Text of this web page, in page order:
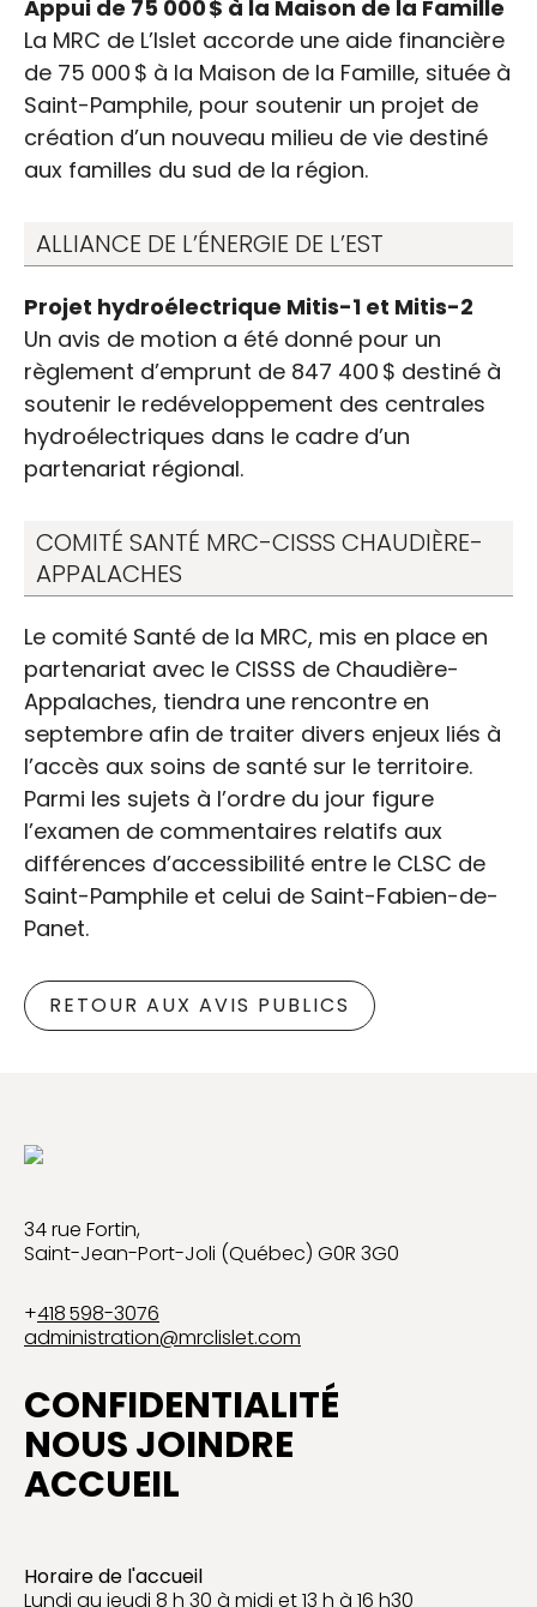
Appui de 75 000 $ à la Maison de la Famille
La MRC de L’Islet accorde une aide financière
de 75 000 $ à la Maison de la Famille, située à
Saint-Pamphile, pour soutenir un projet de
création d’un nouveau milieu de vie destiné
aux familles du sud de la région.
ALLIANCE DE L’ÉNERGIE DE L’EST
Projet hydroélectrique Mitis-1 et Mitis-2
Un avis de motion a été donné pour un
règlement d’emprunt de 847 400 $ destiné à
soutenir le redéveloppement des centrales
hydroélectriques dans le cadre d’un
partenariat régional.
COMITÉ SANTÉ MRC-CISSS CHAUDIÈRE-
APPALACHES
Le comité Santé de la MRC, mis en place en
partenariat avec le CISSS de Chaudière-
Appalaches, tiendra une rencontre en
septembre afin de traiter divers enjeux liés à
l’accès aux soins de santé sur le territoire.
Parmi les sujets à l’ordre du jour figure
l’examen de commentaires relatifs aux
différences d’accessibilité entre le CLSC de
Saint-Pamphile et celui de Saint-Fabien-de-
Panet.
RETOUR AUX AVIS PUBLICS
34 rue Fortin,
Saint-Jean-Port-Joli (Québec) G0R 3G0
+418 598-3076
administration@mrclislet.com
CONFIDENTIALITÉ
NOUS JOINDRE
ACCUEIL
Horaire de l'accueil
Lundi au jeudi 8 h 30 à midi et 13 h à 16 h30